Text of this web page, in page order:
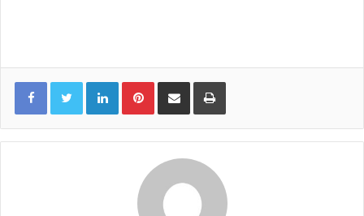
LinkedInPinterestShare via Email Print